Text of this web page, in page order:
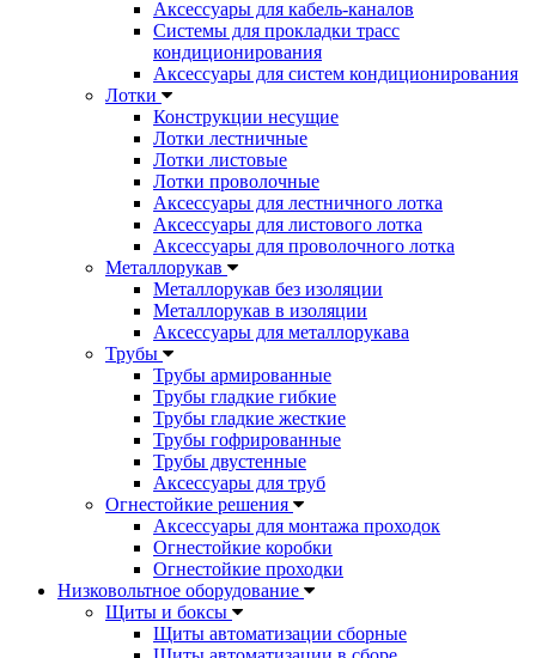
Аксессуары для кабель-каналов
Системы для прокладки трасс
кондиционирования
Аксессуары для систем кондиционирования
Лотки
Конструкции несущие
Лотки лестничные
Лотки листовые
Лотки проволочные
Аксессуары для лестничного лотка
Аксессуары для листового лотка
Аксессуары для проволочного лотка
Металлорукав
Металлорукав без изоляции
Металлорукав в изоляции
Аксессуары для металлорукава
Трубы
Трубы армированные
Трубы гладкие гибкие
Трубы гладкие жесткие
Трубы гофрированные
Трубы двустенные
Аксессуары для труб
Огнестойкие решения
Аксессуары для монтажа проходок
Огнестойкие коробки
Огнестойкие проходки
Низковольтное оборудование
Щиты и боксы
Щиты автоматизации сборные